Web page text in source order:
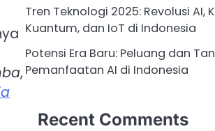
,
Tren Teknologi 2025: Revolusi AI,
Kuantum, dan IoT di Indonesia
Potensi Era Baru: Peluang dan
Pemanfaatan AI di Indonesia
Recent Comments